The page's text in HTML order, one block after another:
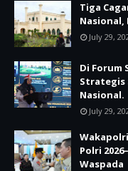
Tiga
July 29,
Di Forum
Strategis
Nasional.
July 29,
Polri
Waspada